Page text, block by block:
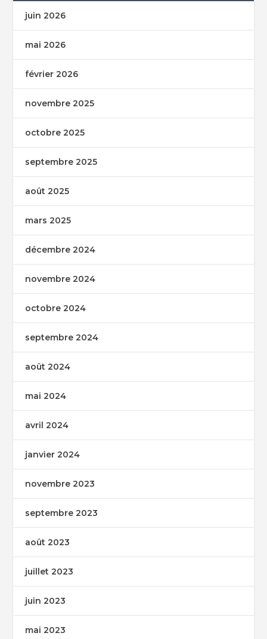
juin 2026
mai 2026
février 2026
novembre 2025
octobre 2025
septembre 2025
août 2025
mars 2025
décembre 2024
novembre 2024
octobre 2024
septembre 2024
août 2024
mai 2024
avril 2024
janvier 2024
novembre 2023
septembre 2023
août 2023
juillet 2023
juin 2023
mai 2023